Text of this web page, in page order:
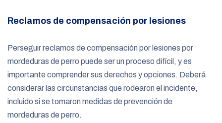
Reclamos de compensación por lesiones
Perseguir reclamos de compensación por lesiones por
mordeduras de perro puede ser un proceso difícil, y es
importante comprender sus derechos y opciones. Deberá
considerar las circunstancias que rodearon el incidente,
incluido si se tomaron medidas de prevención de
mordeduras de perro.